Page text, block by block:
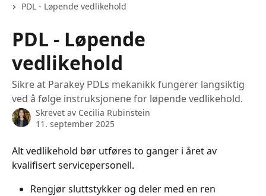
PDL - Løpende vedlikehold
PDL - Løpende
vedlikehold
Sikre at Parakey PDLs mekanikk fungerer langsiktig
ved å følge instruksjonene for løpende vedlikehold.
Skrevet av Cecilia Rubinstein
11. september 2025
Alt vedlikehold bør utføres to ganger i året av
kvalifisert servicepersonell.
Rengjør sluttstykker og deler med en ren